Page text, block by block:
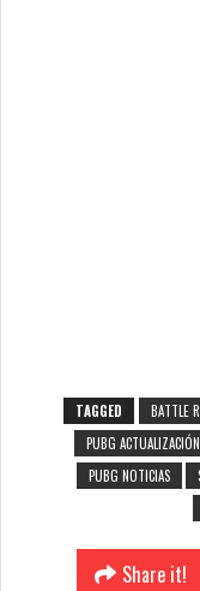
TAGGED BATTLE
PUBG ACTUALIZACIÓN
PUBG NOTICIAS
Share it!